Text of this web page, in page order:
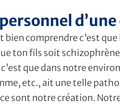
personnel
bien comprendre c’est
ton fils soit
que dans notre
etc., ait une telle
sont notre création.